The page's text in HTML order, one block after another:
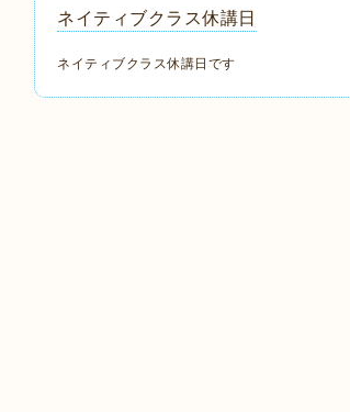
ネイティブクラス休講日
ネイティブクラス休講日です